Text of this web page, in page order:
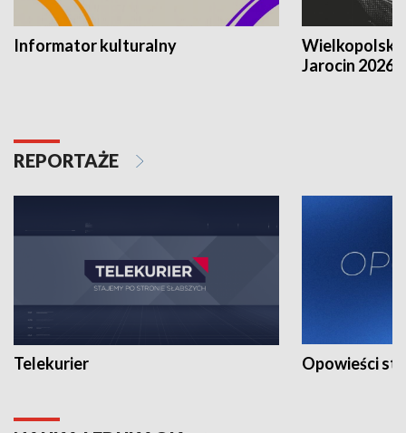
Informator kulturalny
Jarocin 2026
REPORTAŻE
Telekurier Opowieści